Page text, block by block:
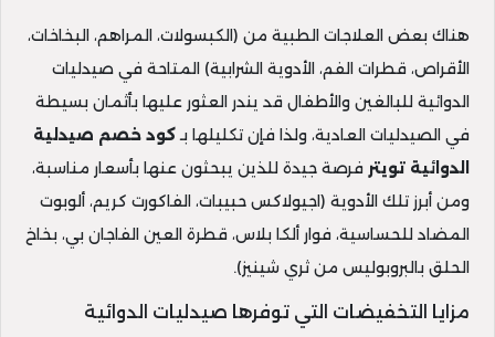
هناك بعض العلاجات الطبية من (الكبسولات، المراهم، البخاخات،
الأقراص، قطرات الفم، الأدوية الشرابية) المتاحة في صيدليات
الدوائية للبالغين والأطفال قد يندر العثور عليها بأثمان بسيطة
في الصيدليات العادية، ولذا فإن تكليلها بـكود خصم صيدلية
الدوائية تويتر فرصة جيدة للذين يبحثون عنها بأسعار مناسبة،
ومن أبرز تلك الأدوية (اجيولاكس حبيبات، الفاكورت كريم، ألوبوت
المضاد للحساسية، فوار ألكا بلاس، قطرة العين الفاجان بي، بخاخ
الحلق بالبروبوليس من ثري شينيز).
مزايا التخفيضات التي توفرها صيدليات الدوائية